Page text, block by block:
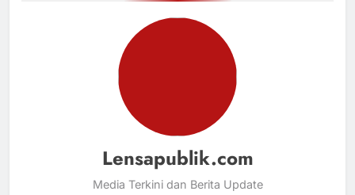
Lensapublik.com
Media Terkini dan Berita Update